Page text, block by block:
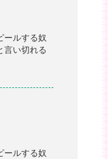
ールする奴
言い切れる
ールする奴